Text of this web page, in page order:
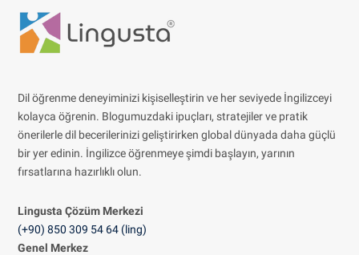
Dil öğrenme deneyiminizi kişiselleştirin ve her seviyede İngilizceyi
kolayca öğrenin. Blogumuzdaki ipuçları, stratejiler ve pratik
önerilerle dil becerilerinizi geliştirirken global dünyada daha güçlü
bir yer edinin. İngilizce öğrenmeye şimdi başlayın, yarının
fırsatlarına hazırlıklı olun.
Lingusta Çözüm Merkezi
(+90) 850 309 54 64 (ling)
Genel Merkez